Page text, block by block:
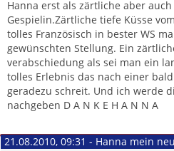
Hanna erst als zärtliche aber
Gespielin.Zärtliche tiefe Küsse
tolles Französisch in bester WS
gewünschten Stellung. Ein
verabschiedung als sei man ein
tolles Erlebnis das nach einer
geradezu schreit. Und ich werde
nachgeben D A N K E H A N N A
21.08.2010, 09:31 - Hanna mein